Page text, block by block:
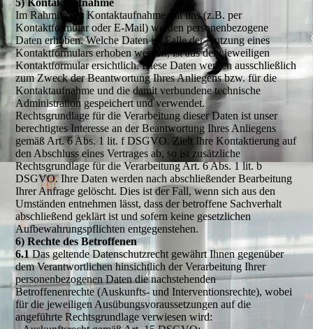
5) Kontaktaufnahme
Im Rahmen der Kontaktaufnahme mit uns (z.B. per
Kontaktformular oder E-Mail) werden personenbezogene
Daten erhoben. Welche Daten im Falle der Nutzung eines
Kontaktformulars erhoben werden, ist aus dem jeweiligen
Kontaktformular ersichtlich. Diese Daten werden ausschließlich
zum Zweck der Beantwortung Ihres Anliegens bzw. für die
Kontaktaufnahme und die damit verbundene technische
Administration gespeichert und verwendet.
Rechtsgrundlage für die Verarbeitung dieser Daten ist unser
berechtigtes Interesse an der Beantwortung Ihres Anliegens
gemäß Art. 6 Abs. 1 lit. f DSGVO. Zielt Ihre Kontaktierung auf
den Abschluss eines Vertrages ab, so ist zusätzliche
Rechtsgrundlage für die Verarbeitung Art. 6 Abs. 1 lit. b
DSGVO. Ihre Daten werden nach abschließender Bearbeitung
Ihrer Anfrage gelöscht. Dies ist der Fall, wenn sich aus den
Umständen entnehmen lässt, dass der betroffene Sachverhalt
abschließend geklärt ist und sofern keine gesetzlichen
Aufbewahrungspflichten entgegenstehen.
6) Rechte des Betroffenen
6.1 Das geltende Datenschutzrecht gewährt Ihnen gegenüber
dem Verantwortlichen hinsichtlich der Verarbeitung Ihrer
personenbezogenen Daten die nachstehenden
Betroffenenrechte (Auskunfts- und Interventionsrechte), wobei
für die jeweiligen Ausübungsvoraussetzungen auf die
angeführte Rechtsgrundlage verwiesen wird: